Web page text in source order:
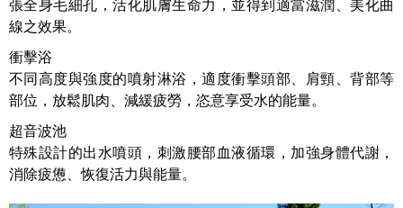
張全身毛細孔，活化肌膚生命力，並得到適當滋潤、美化曲
線之效果。
衝擊浴
不同高度與強度的噴射淋浴，適度衝擊頭部、肩頸、背部等
部位，放鬆肌肉、減緩疲勞，恣意享受水的能量。
超音波池
特殊設計的出水噴頭，刺激腰部血液循環，加強身體代謝，
消除疲憊、恢復活力與能量。